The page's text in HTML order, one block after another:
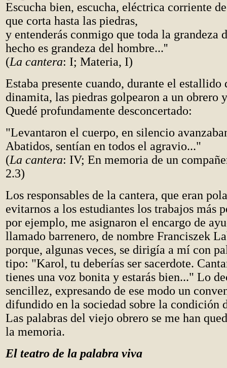
Escucha bien, escucha, eléctrica corriente
que corta hasta las piedras,
y entenderás conmigo que toda la grandeza
hecho es grandeza del hombre...''
(La cantera: I; Materia, I)
Estaba presente cuando, durante el estallido
dinamita, las piedras golpearon a un obrero
Quedé profundamente desconcertado:
"Levantaron el cuerpo, en silencio
Abatidos, sentían en todos el agravio..."
(La cantera: IV; En memoria de un
2.3)
Los responsables de la cantera, que eran
evitarnos a los estudiantes los trabajos más
por ejemplo, me asignaron el encargo de
llamado barrenero, de nombre Franciszek
porque, algunas veces, se dirigía a mí con
tipo: "Karol, tu deberías ser sacerdote.
tienes una voz bonita y estarás bien..." Lo
sencillez, expresando de ese modo un
difundido en la sociedad sobre la condición
Las palabras del viejo obrero se me han
la memoria.
El teatro de la palabra viva